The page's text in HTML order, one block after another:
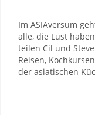
Im ASIAversum
alle, die Lust
teilen Cil und
Reisen,
der asiatischen